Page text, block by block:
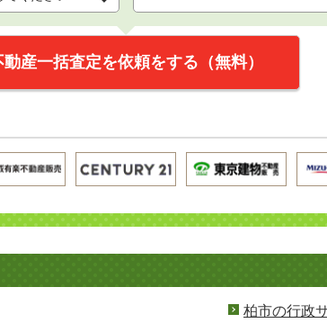
動産一括査定を依頼をする（無料）
柏市の行政